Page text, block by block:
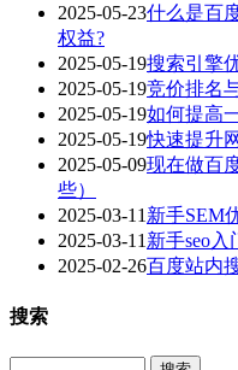
2025-05-23什么是百
权益?
2025-05-19搜索引擎
2025-05-19竞价排名
2025-05-19如何提高
2025-05-19快速提升
2025-05-09现在做百
些）
2025-03-11 新手SEM
2025-03-11 新手seo
2025-02-26百度站内
搜索